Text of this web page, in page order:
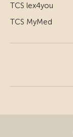
TCS lex4you
TCS MyMed